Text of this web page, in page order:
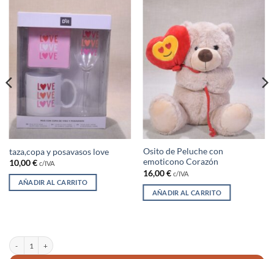
taza,copa y posavasos love
10,00€ c/IVA
AÑADIR AL CARRITO
Osito de Peluche con
emoticono Corazón
16,00€ c/IVA
AÑADIR AL CARRITO
Ramo de flores variadas *** cantidad